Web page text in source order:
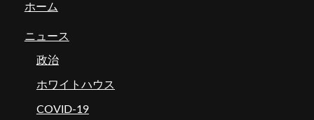
ホーム
ニュース
政治
ホワイトハウス
COVID-19